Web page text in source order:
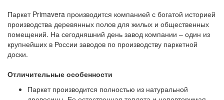
Паркет Primavera производится компанией с богатой историей
производства деревянных полов для жилых и общественных
помещений. На сегодняшний день завод компании – один из
крупнейших в России заводов по производству паркетной
доски.
Отличительные особенности
Паркет производится полностью из натуральной